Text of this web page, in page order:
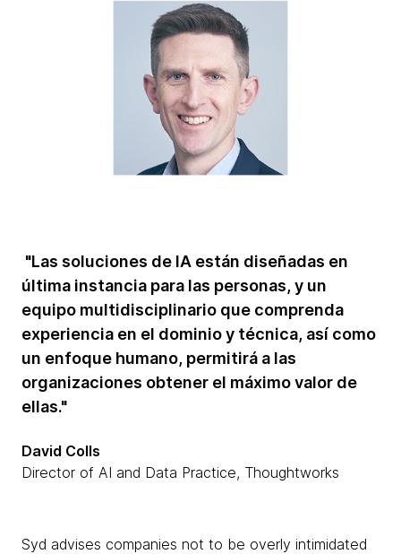
"Las soluciones de IA están diseñadas en
última instancia para las personas, y un
equipo multidisciplinario que comprenda
experiencia en el dominio y técnica, así como
un enfoque humano, permitirá a las
organizaciones obtener el máximo valor de
ellas."
David Colls
Director of AI and Data Practice, Thoughtworks
Syd advises companies not to be overly intimidated